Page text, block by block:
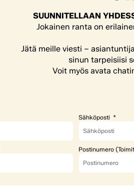
SUUNNITELLAAN
Jokainen ranta on
Jätä meille viesti –
sinun tarpeisiisi
Voit myös avata
Sähköposti
Postinumero